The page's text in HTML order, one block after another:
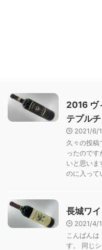
2016 ヴ
テプル
2021/6/
久々の投稿
ったので
いと思いま
のに入って
長城ワ
2021/4/
こんばん
す。 同じ